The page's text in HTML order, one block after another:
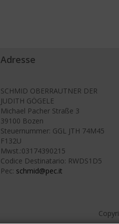
Adresse
SCHMID OBERRAUTNER DER
JUDITH GÖGELE
Michael Pacher Straße 3
39100 Bozen
Steuernummer: GGL JTH 74M45
F132U
Mwst.:03174390215
Codice Destinatario: RWDS1D5
Pec: schmid@pec.it